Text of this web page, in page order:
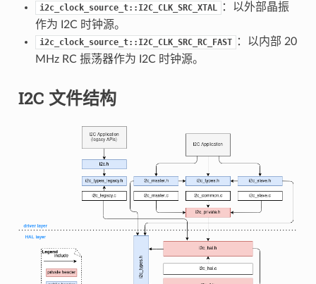
i2c_clock_source_t::I2C_CLK_SRC_XTAL
：以外部晶振
作为 I2C 时钟源。
i2c_clock_source_t::I2C_CLK_SRC_RC_FAST
：以内部 20
MHz RC 振荡器作为 I2C 时钟源。
I2C 文件结构